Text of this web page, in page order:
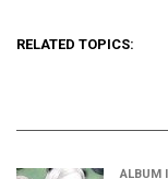
RELATED TOPICS:
ÁLBUM